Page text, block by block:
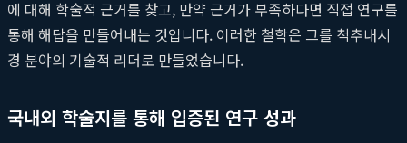
에 대해 학술적 근거를 찾고, 만약 근거가 부족하다면 직접 연구를
통해 해답을 만들어내는 것입니다. 이러한 철학은 그를 척추내시
경 분야의 기술적 리더로 만들었습니다.
국내외 학술지를 통해 입증된 연구 성과